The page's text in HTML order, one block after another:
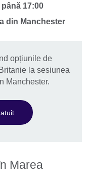
până 17:00
din Manchester
opțiunile de
la sesiunea
Manchester.
Marea